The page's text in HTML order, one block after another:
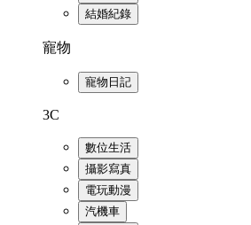
結婚紀錄
寵物
寵物日記
3C
數位生活
攝影寫真
電玩動漫
汽機車